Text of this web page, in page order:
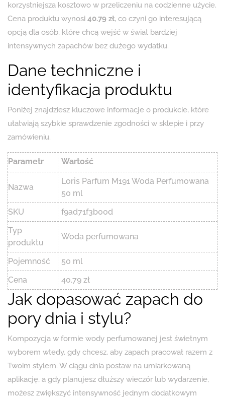
korzystniejsza kosztowo w przeliczeniu na codzienne użycie.
Cena produktu wynosi 40.79 zł, co czyni go interesującą
opcją dla osób, które chcą wejść w świat bardziej
intensywnych zapachów bez dużego wydatku.
Dane techniczne i
identyfikacja produktu
Poniżej znajdziesz kluczowe informacje o produkcie, które
ułatwiają szybkie sprawdzenie zgodności w sklepie i przy
zamówieniu.
Parametr Wartość
Nazwa
Loris Parfum M191 Woda Perfumowana
50 ml
SKU
f9ad71f3b00d
Typ
produktu
Woda perfumowana
Pojemność
50 ml
Cena
40.79 zł
Jak dopasować zapach do
pory dnia i stylu?
Kompozycja w formie wody perfumowanej jest świetnym
wyborem wtedy, gdy chcesz, aby zapach pracował razem z
Twoim stylem. W ciągu dnia postaw na umiarkowaną
aplikację, a gdy planujesz dłuższy wieczór lub wydarzenie,
możesz zwiększyć intensywność jednym dodatkowym